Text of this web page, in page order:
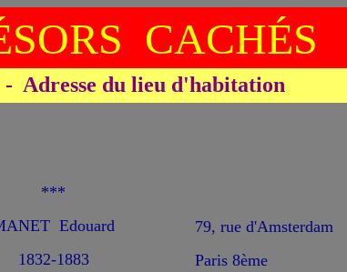
CACHÉS
du lieu d'habitation
***
Edouard
1832-1883
79, rue d'Amsterdam
Paris 8ème